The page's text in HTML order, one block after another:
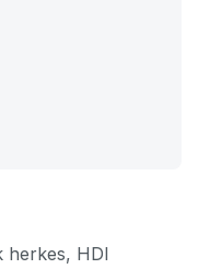
herkes, HDI